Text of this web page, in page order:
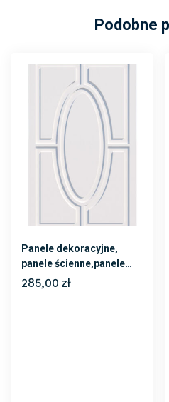
Podobne
Panele dekoracyjne,
panele ścienne,panele
angielskie
285,00 zł